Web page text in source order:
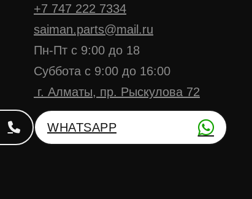
+7 747 222 7334
saiman.parts@mail.ru
Пн-Пт с 9:00 до 18
Суббота с 9:00 до 16:00
г. Алматы, пр. Рыскулова 72
WHATSAPP